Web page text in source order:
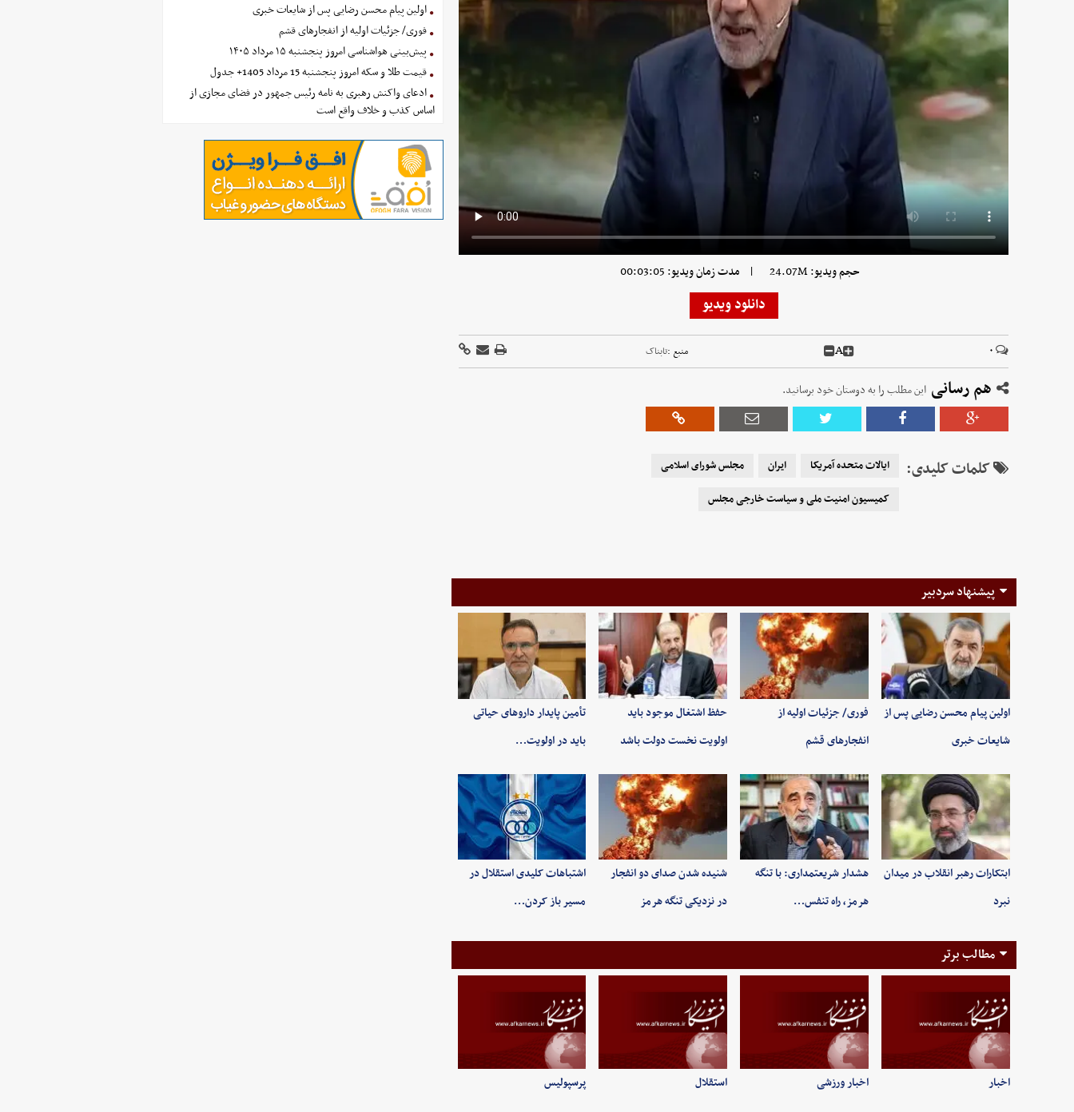
حجم ویدیو: 24.07M | مدت زمان ویدیو: 00:03:05
دانلود ویدیو
۰ A منبع :تابناک
هم رسانی این مطلب را به دوستان خود برسانید.
کلمات کلیدی: ایالات متحده آمریکا ایران
مجلس شورای اسلامی
کمیسیون امنیت ملی و سیاست خارجی مجلس
پیشنهاد سردبیر
اولین پیام محسن رضایی پس از
شایعات خبری
فوری/ جزئیات اولیه از
انفجارهای قشم
حفظ اشتغال موجود باید
اولویت نخست دولت باشد
تأمین پایدار داروهای حیاتی
باید در اولویت…
ابتکارات رهبر انقلاب در میدان
نبرد
هشدار شریعتمداری: با تنگه
هرمز، راه تنفس…
شنیده شدن صدای دو انفجار
در نزدیکی تنگه هرمز
اشتباهات کلیدی استقلال در
مسیر باز کردن…
مطالب برتر
اخبار اخبار ورزشی استقلال پرسپولیس
اولین پیام محسن رضایی پس از شایعات خبری
فوری/ جزئیات اولیه از انفجارهای قشم
پیش‌بینی هواشناسی امروز پنجشنبه ۱۵ مرداد ۱۴۰۵
قیمت طلا و سکه امروز پنجشنبه 15 مرداد 1405+ جدول
ادعای واکنش رهبری به نامه رئیس جمهور در فضای مجازی از
اساس کذب و خلاف واقع است